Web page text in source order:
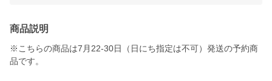
商品説明
※こちらの商品は7月22-30日（日にち指定は不可）発送の予約商
品です。